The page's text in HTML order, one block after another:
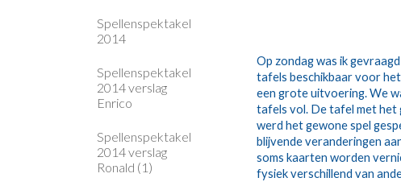
Spellenspektakel
2014
Spellenspektakel
2014 verslag
Enrico
Spellenspektakel
2014 verslag
Ronald (1)
Op zondag was ik
tafels beschikbaar voor
een grote uitvoering. We
tafels vol. De tafel met het
werd het gewone spel
blijvende veranderingen
soms kaarten worden
fysiek verschillend van